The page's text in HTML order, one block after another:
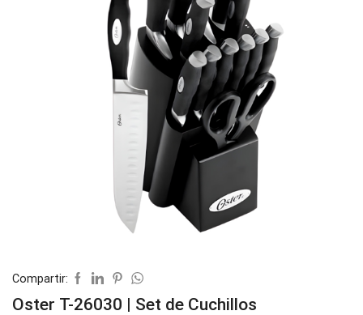
Compartir:
Oster T-26030 | Set de Cuchillos